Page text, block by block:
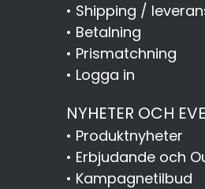
• Shipping /
• Betalning
• Prismatchning
• Logga in
NYHETER OCH
• Produktnyheter
• Erbjudande och
• Kampagnetilbud